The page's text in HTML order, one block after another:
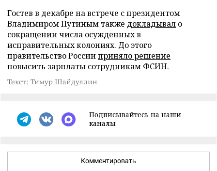
Гостев в декабре на встрече с президентом
Владимиром Путиным также докладывал о
сокращении числа осужденных в
исправительных колониях. До этого
правительство Россииприняло решение
повысить зарплаты сотрудникам ФСИН.
Текст: Тимур Шайдуллин
Подписывайтесь на наши
каналы
Комментировать